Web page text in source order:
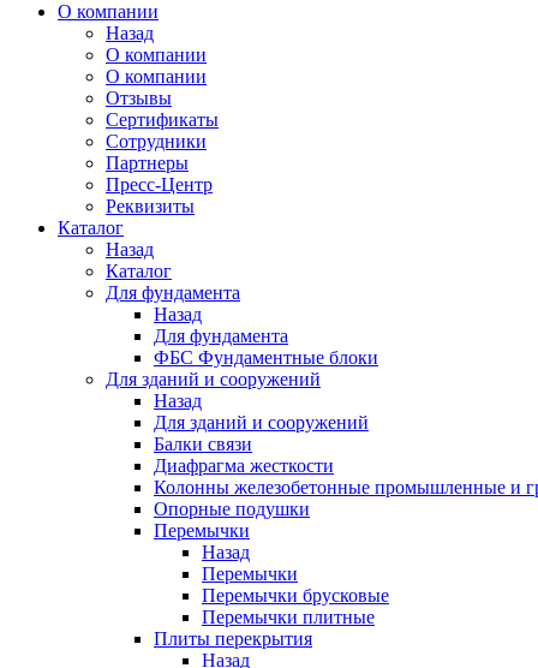
О компании
Назад
О компании
О компании
Отзывы
Сертификаты
Сотрудники
Партнеры
Пресс-Центр
Реквизиты
Каталог
Назад
Каталог
Для фундамента
Назад
Для фундамента
ФБС Фундаментные блоки
Для зданий и сооружений
Назад
Для зданий и сооружений
Балки связи
Диафрагма жесткости
Колонны железобетонные промышленные и
Опорные подушки
Перемычки
Назад
Перемычки
Перемычки брусковые
Перемычки плитные
Плиты перекрытия
Назад